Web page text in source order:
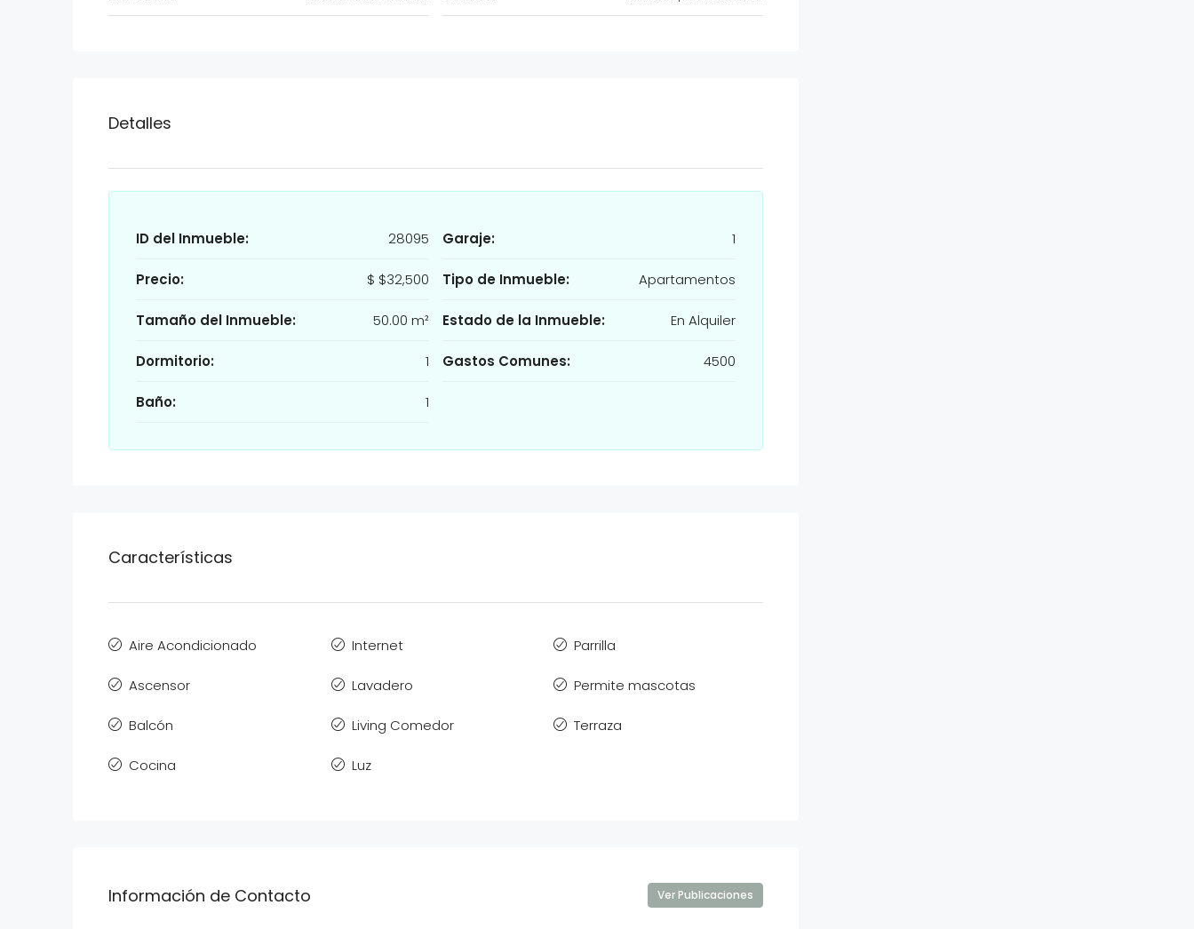
Detalles
ID del Inmueble: 28095
Precio: $ $32,500
Tamaño del Inmueble: 50.00 m²
Dormitorio: 1
Baño: 1
Garaje: 1
Tipo de Inmueble: Apartamentos
Estado de la Inmueble: En Alquiler
Gastos Comunes: 4500
Características
Aire Acondicionado
Ascensor
Balcón
Cocina
Internet
Lavadero
Living Comedor
Luz
Parrilla
Permite mascotas
Terraza
Información de Contacto Ver Publicaciones